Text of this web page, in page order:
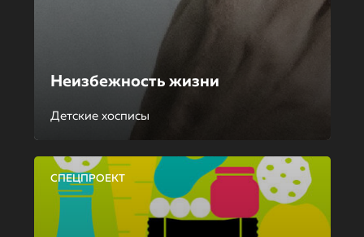
Неизбежность жизни
Детские хосписы
СПЕЦПРОЕКТ